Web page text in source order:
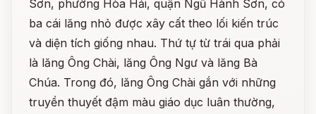
Sơn, phường Hòa Hải, quận Ngũ Hành Sơn, có
ba cái lăng nhỏ được xây cất theo lối kiến trúc
và diện tích giống nhau. Thứ tự từ trái qua phải
là lăng Ông Chài, lăng Ông Ngư và lăng Bà
Chúa. Trong đó, lăng Ông Chài gắn với những
truyền thuyết đậm màu giáo dục luân thường,